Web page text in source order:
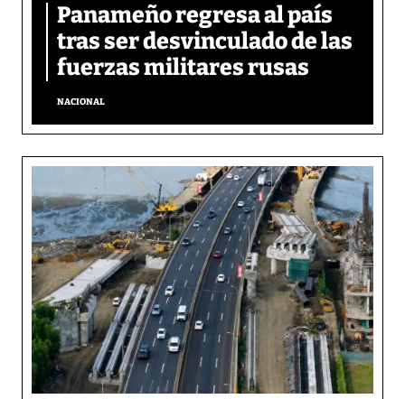
Panameño regresa al país
tras ser desvinculado de las
fuerzas militares rusas
NACIONAL